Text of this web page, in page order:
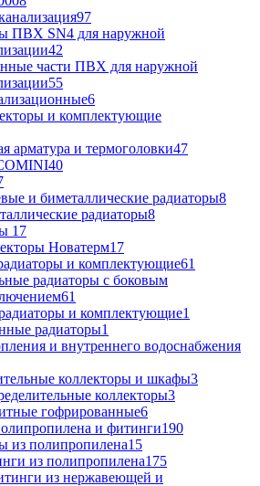
97
ПВХ SN4 для наружной
42
части ПВХ для наружной
55
6
и комплектующие
арматура и термоголовки47
40
и биметаллические радиаторы8
радиаторы8
17
Новатерм17
и комплектующие61
радиаторы с боковым
61
и комплектующие1
радиаторы1
и внутреннего водоснабжения
коллекторы и шкафы3
коллекторы3
гофрированные6
и фитинги190
из полипропилена15
из полипропилена175
из нержавеющей и